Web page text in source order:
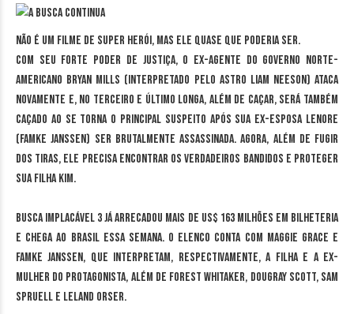
Não é um filme de super herói, mas ele quase que poderia ser.
Com seu forte poder de justiça, o ex-agente do governo norte-
americano Bryan Mills (interpretado pelo astro Liam Neeson) ataca
novamente e, no terceiro e último longa, além de caçar, será também
caçado ao se torna o principal suspeito após sua ex-esposa Lenore
(Famke Janssen) ser brutalmente assassinada. Agora, além de fugir
dos tiras, ele precisa encontrar os verdadeiros bandidos e proteger
sua filha Kim.
Busca Implacável 3 já arrecadou mais de US$ 163 milhões em bilheteria
e chega ao Brasil essa semana. O elenco conta com Maggie Grace e
Famke Janssen, que interpretam, respectivamente, a filha e a ex-
mulher do protagonista, além de Forest Whitaker, Dougray Scott, Sam
Spruell e Leland Orser.